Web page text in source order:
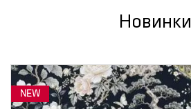
Новинки
NEW